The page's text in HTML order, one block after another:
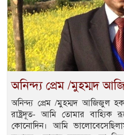
অনিন্দ্য প্রেম /মুহম্মদ
অনিন্দ্য প্রেম /মুহম্মদ আজিজুল
রাষ্ট্রদূত- আমি তোমার বাহ্যিক
কোনোদিন। আমি